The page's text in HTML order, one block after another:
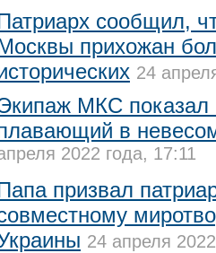
сообщил,
прихожан
24
МКС показал
в
2022 года, 17:11
призвал
24 апреля